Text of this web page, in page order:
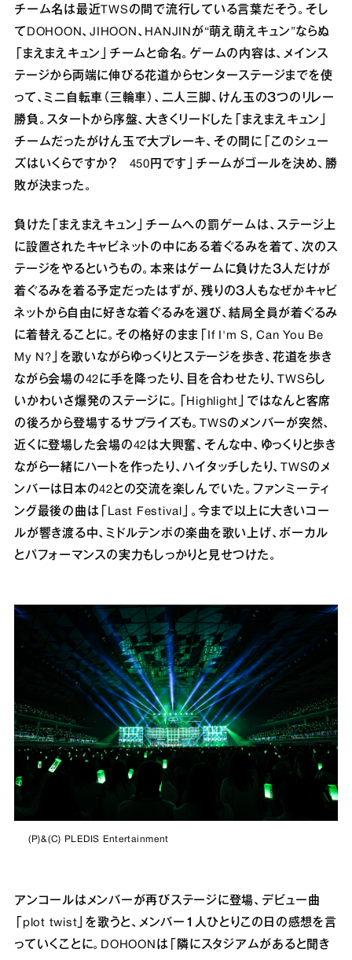
チーム名は最近TWSの間で流行している言葉だそう。そし
てDOHOON、JIHOON、HANJINが“萌え萌えキュン”ならぬ
「まえまえキュン」チームと命名。ゲームの内容は、メインス
テージから両端に伸びる花道からセンターステージまでを使
って、ミニ自転車（三輪車）、二人三脚、けん玉の３つのリレー
勝負。スタートから序盤、大きくリードした「まえまえキュン」
チームだったがけん玉で大ブレーキ、その間に「このシュー
ズはいくらですか？ 450円です」チームがゴールを決め、勝
敗が決まった。
負けた「まえまえキュン」チームへの罰ゲームは、ステージ上
に設置されたキャビネットの中にある着ぐるみを着て、次のス
テージをやるというもの。本来はゲームに負けた３人だけが
着ぐるみを着る予定だったはずが、残りの３人もなぜかキャビ
ネットから自由に好きな着ぐるみを選び、結局全員が着ぐるみ
に着替えることに。その格好のまま「If I'm S, Can You Be
My N?」を歌いながらゆっくりとステージを歩き、花道を歩き
ながら会場の42に手を降ったり、目を合わせたり、TWSらし
いかわいさ爆発のステージに。「Highlight」ではなんと客席
の後ろから登場するサプライズも。TWSのメンバーが突然、
近くに登場した会場の42は大興奮、そんな中、ゆっくりと歩き
ながら一緒にハートを作ったり、ハイタッチしたり、TWSのメ
ンバーは日本の42との交流を楽しんでいた。ファンミーティ
ング最後の曲は「Last Festival」。今まで以上に大きいコー
ルが響き渡る中、ミドルテンポの楽曲を歌い上げ、ボーカル
とパフォーマンスの実力もしっかりと見せつけた。
(P)&(C) PLEDIS Entertainment
アンコールはメンバーが再びステージに登場、デビュー曲
「plot twist」を歌うと、メンバー１人ひとりこの日の感想を言
っていくことに。DOHOONは「隣にスタジアムがあると聞き